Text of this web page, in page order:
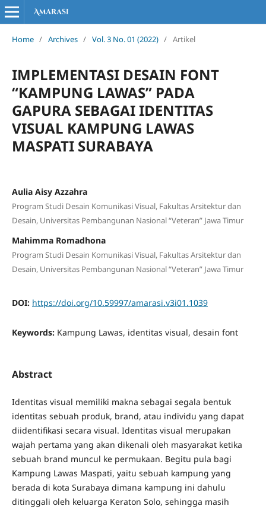
Home / Archives / Vol. 3 No. 01 (2022) / Artikel
IMPLEMENTASI DESAIN FONT
“KAMPUNG LAWAS” PADA
GAPURA SEBAGAI IDENTITAS
VISUAL KAMPUNG LAWAS
MASPATI SURABAYA
Aulia Aisy Azzahra
Program Studi Desain Komunikasi Visual, Fakultas Arsitektur dan
Desain, Universitas Pembangunan Nasional “Veteran” Jawa Timur
Mahimma Romadhona
Program Studi Desain Komunikasi Visual, Fakultas Arsitektur dan
Desain, Universitas Pembangunan Nasional “Veteran” Jawa Timur
DOI: https://doi.org/10.59997/amarasi.v3i01.1039
Keywords: Kampung Lawas, identitas visual, desain font
Abstract
Identitas visual memiliki makna sebagai segala bentuk
identitas sebuah produk, brand, atau individu yang dapat
diidentifikasi secara visual. Identitas visual merupakan
wajah pertama yang akan dikenali oleh masyarakat ketika
sebuah brand muncul ke permukaan. Begitu pula bagi
Kampung Lawas Maspati, yaitu sebuah kampung yang
berada di kota Surabaya dimana kampung ini dahulu
ditinggali oleh keluarga Keraton Solo, sehingga masih